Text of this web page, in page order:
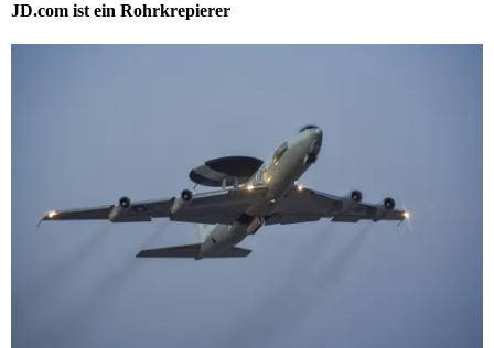
JD.com ist ein Rohrkrepierer